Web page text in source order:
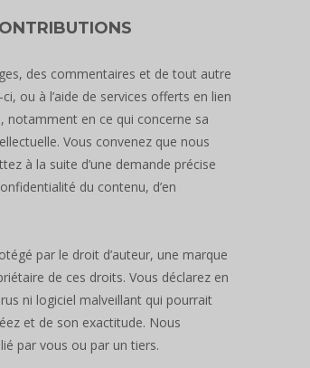
des commentaires et de tout autre
ou à l’aide de services offerts en lien
notamment en ce qui concerne sa
Vous convenez que nous
à la suite d’une demande précise
du contenu, d’en
par le droit d’auteur, une marque
de ces droits. Vous déclarez en
ni logiciel malveillant qui pourrait
et de son exactitude. Nous
par vous ou par un tiers.